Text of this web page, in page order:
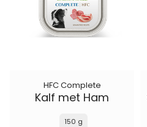
HFC Complete
Kalf met Ham
150 g